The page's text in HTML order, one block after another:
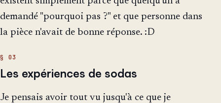
demandé "pourquoi pas ?" et que personne dans
la pièce n'avait de bonne réponse. :D
Les expériences de sodas
Je pensais avoir tout vu jusqu'à ce que je